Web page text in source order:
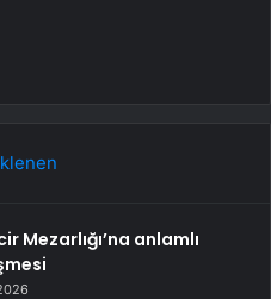
Mezarlığı’na anlamlı